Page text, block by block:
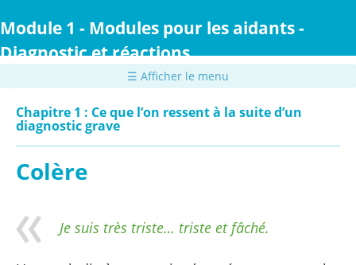
au
principal
Module 1 - Modules pour les aidants -
Diagnostic et réactions
☰ Afficher le menu
Chapitre 1 : Ce que l’on ressent à la suite d’un
diagnostic grave
Colère
Je suis très triste… triste et fâché.